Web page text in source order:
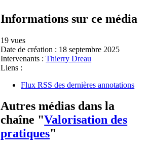
Informations sur ce média
19 vues
Date de création : 18 septembre 2025
Intervenants : Thierry Dreau
Liens :
Flux RSS des dernières annotations
Autres médias dans la
chaîne "Valorisation des
pratiques"